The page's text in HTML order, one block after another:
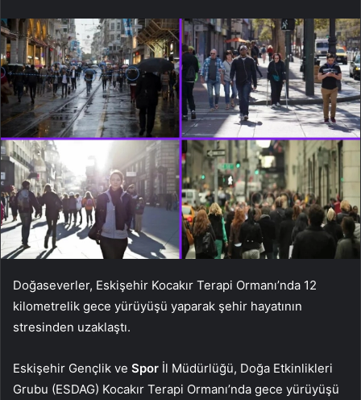
Doğaseverler, Eskişehir Kocakır Terapi Ormanı’nda 12
kilometrelik gece yürüyüşü yaparak şehir hayatının
stresinden uzaklaştı.
Eskişehir Gençlik ve Spor İl Müdürlüğü, Doğa Etkinlikleri
Grubu (ESDAG) Kocakır Terapi Ormanı’nda gece yürüyüşü